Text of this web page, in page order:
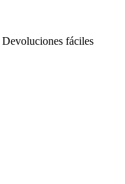
Devoluciones fáciles